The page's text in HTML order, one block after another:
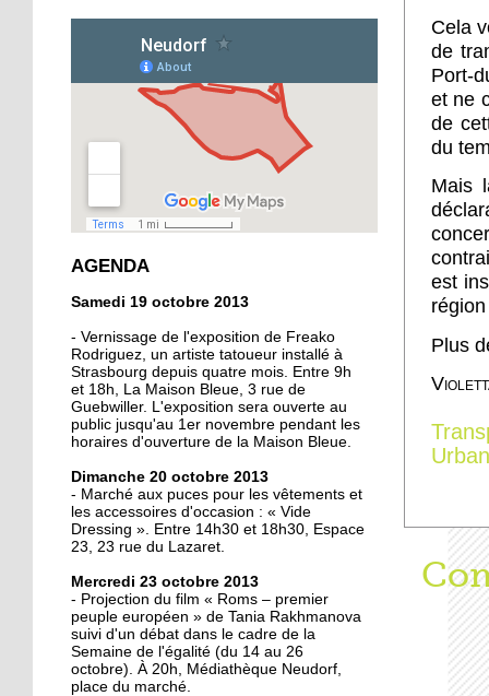
clichés
14 octobre 2013
Tapis rouge sous ciel gris
14 octobre 2013
Football : l'AS Neudorf
crée la surprise en Coupe
13 octobre 2013
Christian Wahl obtient la
baguette d'or 2013
11 octobre 2013
la tête de la grande
mosquée
11 octobre 2013
500 roses offertes aux
Neudorfois
11 octobre 2013
Les cycles éphémères
AGENDA
Samedi 19 octobre 2013
- Vernissage de l'exposition de Freako
Rodriguez, un artiste tatoueur installé à
Strasbourg depuis quatre mois. Entre 9h
et 18h, La Maison Bleue, 3 rue de
Guebwiller. L'exposition sera ouverte au
public jusqu'au 1er novembre pendant les
horaires d'ouverture de la Maison Bleue.
Dimanche 20 octobre 2013
- Marché aux puces pour les vêtements et
les accessoires d'occasion : « Vide
Dressing ». Entre 14h30 et 18h30, Espace
23, 23 rue du Lazaret.
Mercredi 23 octobre 2013
- Projection du film « Roms – premier
peuple européen » de Tania Rakhmanova
suivi d'un débat dans le cadre de la
Semaine de l'égalité (du 14 au 26
octobre). À 20h, Médiathèque Neudorf,
place du marché.
Cela
de
Port-
et ne
de
du
Mais
est
Plus